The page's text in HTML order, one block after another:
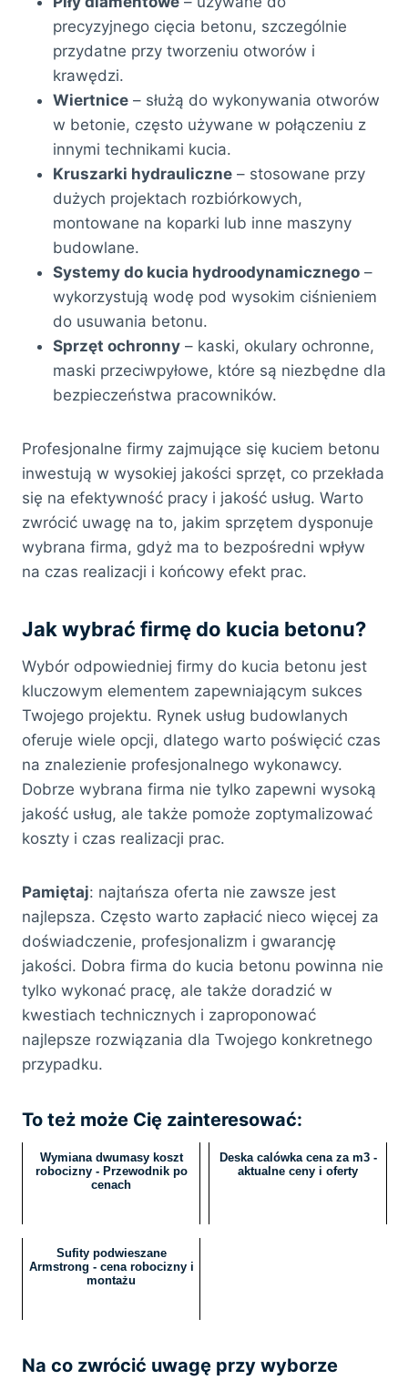
precyzyjnego cięcia betonu, szczególnie
przydatne przy tworzeniu otworów i
krawędzi.
Wiertnice – służą do wykonywania otworów
w betonie, często używane w połączeniu z
innymi technikami kucia.
Kruszarki hydrauliczne – stosowane przy
dużych projektach rozbiórkowych,
montowane na koparki lub inne maszyny
budowlane.
Systemy do kucia hydroodynamicznego –
wykorzystują wodę pod wysokim ciśnieniem
do usuwania betonu.
Sprzęt ochronny – kaski, okulary ochronne,
maski przeciwpyłowe, które są niezbędne dla
bezpieczeństwa pracowników.
Profesjonalne firmy zajmujące się kuciem betonu
inwestują w wysokiej jakości sprzęt, co przekłada
się na efektywność pracy i jakość usług. Warto
zwrócić uwagę na to, jakim sprzętem dysponuje
wybrana firma, gdyż ma to bezpośredni wpływ
na czas realizacji i końcowy efekt prac.
Jak wybrać firmę do kucia betonu?
Wybór odpowiedniej firmy do kucia betonu jest
kluczowym elementem zapewniającym sukces
Twojego projektu. Rynek usług budowlanych
oferuje wiele opcji, dlatego warto poświęcić czas
na znalezienie profesjonalnego wykonawcy.
Dobrze wybrana firma nie tylko zapewni wysoką
jakość usług, ale także pomoże zoptymalizować
koszty i czas realizacji prac.
Pamiętaj: najtańsza oferta nie zawsze jest
najlepsza. Często warto zapłacić nieco więcej za
doświadczenie, profesjonalizm i gwarancję
jakości. Dobra firma do kucia betonu powinna nie
tylko wykonać pracę, ale także doradzić w
kwestiach technicznych i zaproponować
najlepsze rozwiązania dla Twojego konkretnego
przypadku.
To też może Cię zainteresować:
Wymiana dwumasy koszt
robocizny - Przewodnik po
cenach
Deska calówka cena za m3 -
aktualne ceny i oferty
Sufity podwieszane
Armstrong - cena robocizny i
montażu
Na co zwrócić uwagę przy wyborze